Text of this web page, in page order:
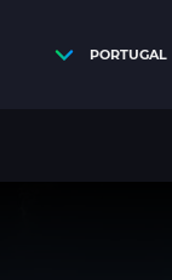
PORTUGAL